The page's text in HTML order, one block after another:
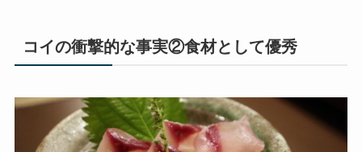
コイの衝撃的な事実②食材として優秀